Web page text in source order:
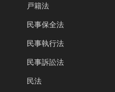
戸籍法
民事保全法
民事執行法
民事訴訟法
民法